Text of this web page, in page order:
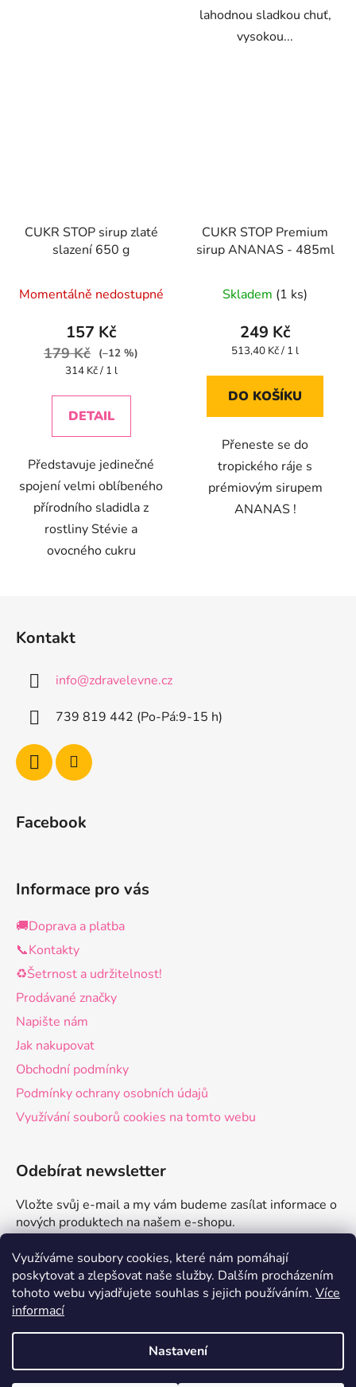
Využíváme soubory cookies, které nám pomáhají
poskytovat a zlepšovat naše služby. Dalším procházením
tohoto webu vyjadřujete souhlas s jejich používáním. Více
informací
Nastavení
lahodnou sladkou chuť,
vysokou...
CUKR STOP sirup zlaté
slazení 650 g
hodnocení
produktu
je
4,2
5
Momentálně nedostupné
157 Kč
179 Kč
(–12 %)
Měrná
314 Kč / 1 l
DETAIL
Představuje jedinečné
spojení velmi oblíbeného
přírodního sladidla z
rostliny Stévie a
ovocného cukru
CUKR STOP Premium
sirup ANANAS - 485ml
Skladem (1 ks)
249 Kč
Měrná
513,40 Kč / 1 l
DO KOŠÍKU
Přeneste se do
tropického ráje s
prémiovým sirupem
ANANAS !
Kontakt
info@zdravelevne.cz
739 819 442 (Po-Pá:9-15 h)
Facebook
Informace pro vás
🚚Doprava a platba
📞Kontakty
♻️Šetrnost a udržitelnost!
Prodávané značky
Napište nám
Jak nakupovat
Obchodní podmínky
Podmínky ochrany osobních údajů
Využívání souborů cookies na tomto webu
Odebírat newsletter
Vložte svůj e-mail a my vám budeme zasílat informace o
nových produktech na našem e-shopu.
E-mail
PŘIHLÁSIT SE